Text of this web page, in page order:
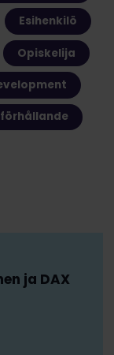
Esihenkilö
Opiskelija
ja DAX